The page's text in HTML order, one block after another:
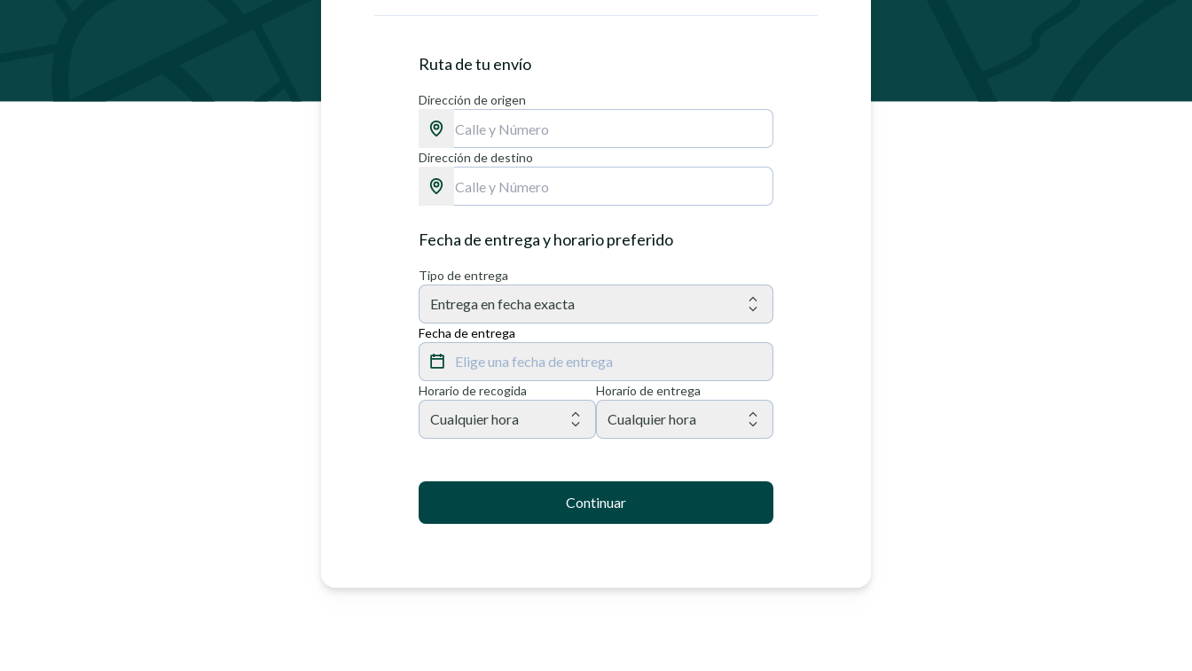
Ruta de tu envío
Dirección de origen
Dirección de destino
Fecha de entrega y horario preferido
Tipo de entrega
Entrega en fecha exacta
Fecha de entrega
Elige una fecha de entrega
Horario de recogida
Cualquier hora
Horario de entrega
Cualquier hora
Continuar